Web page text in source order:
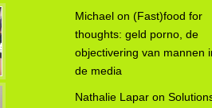
Michael on (Fast)food for
thoughts: geld porno, de
objectivering van mannen
de media
Nathalie Lapar on